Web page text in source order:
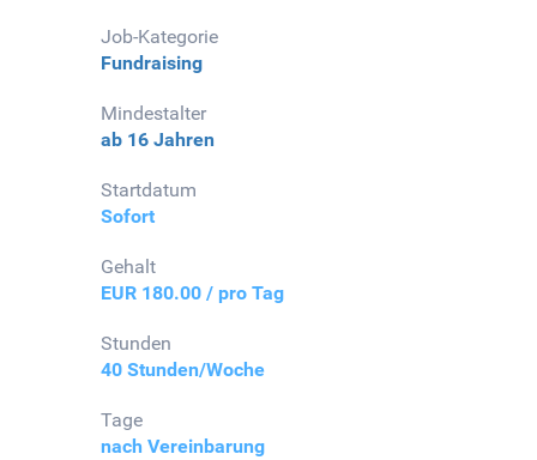
Job-Kategorie
Fundraising
Mindestalter
ab 16 Jahren
Startdatum
Sofort
Gehalt
EUR 180.00 / pro Tag
Stunden
40 Stunden/Woche
Tage
nach Vereinbarung